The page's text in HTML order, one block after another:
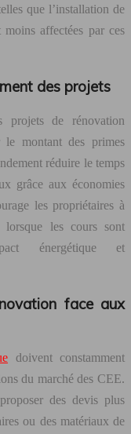
que l’installation de
affectées par ces
des projets
projets de rénovation
le montant des primes
réduire le temps
grâce aux économies
les propriétaires à
lorsque les cours sont
énergétique et
face aux
doivent constamment
du marché des CEE.
des devis plus
ou des matériaux de